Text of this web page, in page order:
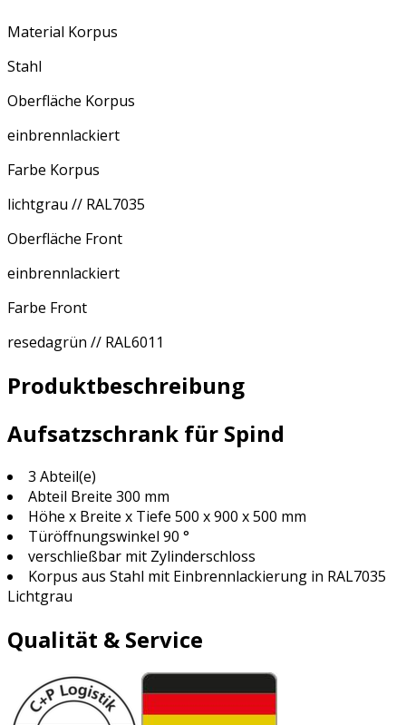
Material Korpus
Stahl
Oberfläche Korpus
einbrennlackiert
Farbe Korpus
lichtgrau // RAL7035
Oberfläche Front
einbrennlackiert
Farbe Front
resedagrün // RAL6011
Produktbeschreibung
Aufsatzschrank für Spind
3 Abteil(e)
Abteil Breite 300 mm
Höhe x Breite x Tiefe 500 x 900 x 500 mm
Türöffnungswinkel 90 °
verschließbar mit Zylinderschloss
Korpus aus Stahl mit Einbrennlackierung in RAL7035
Lichtgrau
Qualität & Service